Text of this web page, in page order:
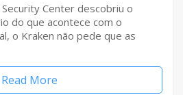
Center descobriu o
do que acontece com o
o Kraken não pede que as
Read More